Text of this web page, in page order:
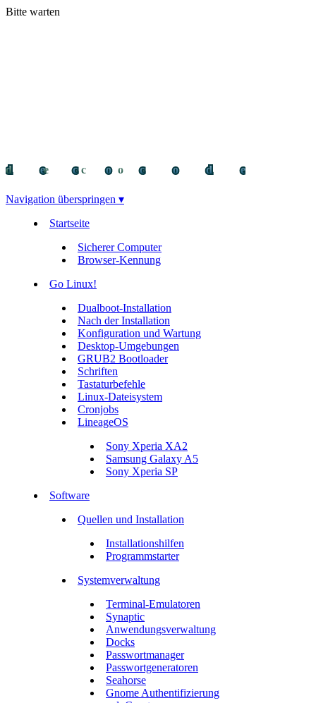
Bitte warten
decocode
decocode
deco
Navigation überspringen ▾
Startseite
Sicherer Computer
Browser-Kennung
Go Linux!
Dualboot-Installation
Nach der Installation
Konfiguration und Wartung
Desktop-Umgebungen
GRUB2 Bootloader
Schriften
Tastaturbefehle
Linux-Dateisystem
Cronjobs
LineageOS
Sony Xperia XA2
Samsung Galaxy A5
Sony Xperia SP
Software
Quellen und Installation
Installationshilfen
Programmstarter
Systemverwaltung
Terminal-Emulatoren
Synaptic
Anwendungsverwaltung
Docks
Passwortmanager
Passwortgeneratoren
Seahorse
Gnome Authentifizierung